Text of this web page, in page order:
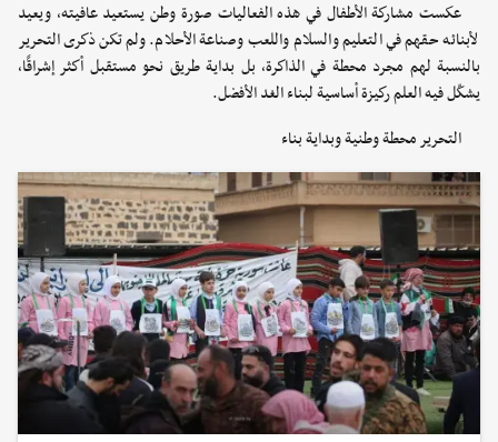
عكست مشاركة الأطفال في هذه الفعاليات صورة وطن يستعيد عافيته، ويعيد
لأبنائه حقهم في التعليم والسلام واللعب وصناعة الأحلام. ولم تكن ذكرى التحرير
بالنسبة لهم مجرد محطة في الذاكرة، بل بداية طريق نحو مستقبل أكثر إشراقًا،
يشكّل فيه العلم ركيزة أساسية لبناء الغد الأفضل.
التحرير محطة وطنية وبداية بناء